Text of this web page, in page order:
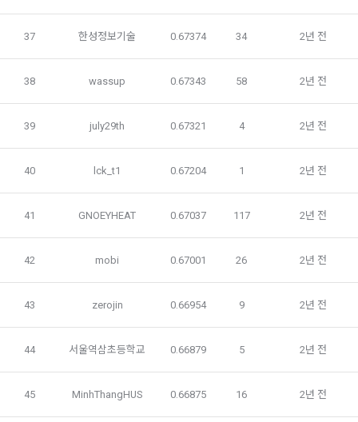
하는 자가 본 약관과 개인정보취급방침을 읽고 이에 대하여 "동
의" 또는 "제출하기" 버튼을 누르는 경우 이를 서비스 이용에 대
3. 제2항 신청에 있어 "회사"는 "회원"의 종류에 따라 전문기관을
통한 실명확인 및 본인인증을 요청할 수 있다. "회원"은 본인인
4. 페이스북 등 외부서비스와의 연동을 통해 이용계약을 신청할
경우, 본 약관과 개인정보취급방침, 서비스 제공을 위해 “회
사”가 “회원”의 외부 서비스 계정 정보 접근 및 활용에 “동의” 또
6. 약관 및 실정법 위반 시 “회원”의 서비스 이용 제약이 생길 수
있다.
1. “개인회원” 및 “인재회원”의 개인정보보호에 관해서는 관련법
령 및 본 약관에서 정한 바에 의한다.
2. “회사”는 이용계약과 서비스의 원활한 이행을 위하여 “개인회
원” 및 “인재회원”이 “서비스”를 이용하며 제공·생산한 정보를
6) 서비스 이용과정이나 사업처리 과정에서 자동 수집되는 항목
IP Address, 쿠키, 방문일시, 서비스 이용 기록, 불량 이용 기록,
나. 개인정보 수집방법
1) 회원가입 및 서비스 이용 과정에서 이용자가 개인정보 수집
에 대해 동의를 하고 직접 정보를 입력하는 경우, 해당 개인정보
을 통해 이용자의 개인정보가 수집
37 한성정보기술 0.67374 34 2년 전
38 wassup 0.67343 58 2년 전
39 july29th 0.67321 4 2년 전
40 lck_t1 0.67204 1 2년 전
41 GNOEYHEAT 0.67037 117 2년 전
42 mobi 0.67001 26 2년 전
43 zerojin 0.66954 9 2년 전
44 서울역삼초등학교 0.66879 5 2년 전
45 MinhThangHUS 0.66875 16 2년 전